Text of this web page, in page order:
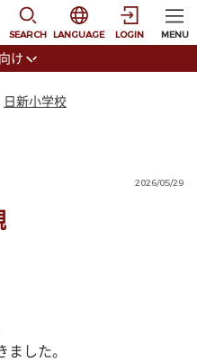
SEARCH
選択すると言語の切
LANGUAGE LOGIN MENU
け
日新小学校
2026/05/29
した。